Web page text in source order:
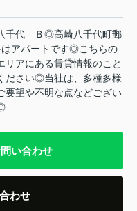
千代 Ｂ◎高崎八千代町郵
アパートです◎こちらの
アにある賃貸情報のこと
ださい◎当社は、多種多様
望や不明な点などござい
い合わせ
わせ